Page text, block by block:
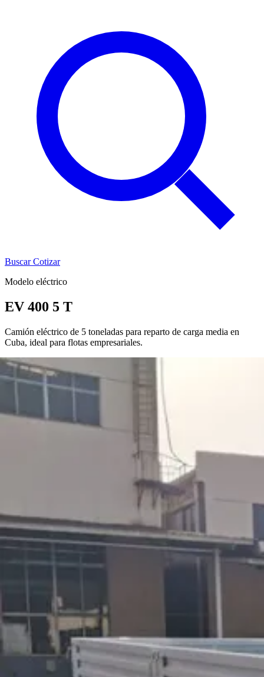
BuscarCotizar
Modelo eléctrico
EV 400 5 T
Camión eléctrico de 5 toneladas para reparto de carga media en
Cuba, ideal para flotas empresariales.